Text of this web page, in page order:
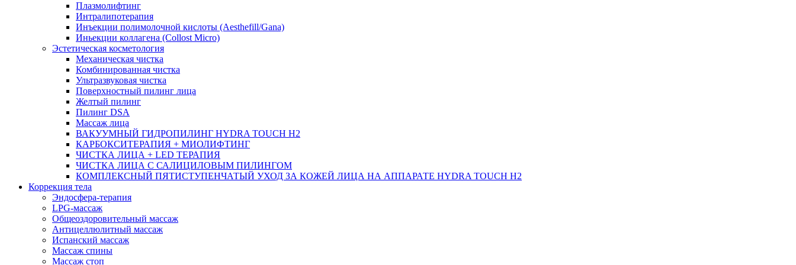
Плазмолифтинг
Интралипотерапия
Инъекции полимолочной кислоты (Aesthefill/Gana)
Иньекции коллагена (Collost Micro)
Эстетическая косметология
Механическая чистка
Комбинированная чистка
Ультразвуковая чистка
Поверхностный пилинг лица
Желтый пилинг
Пилинг DSA
Массаж лица
ВАКУУМНЫЙ ГИДРОПИЛИНГ HYDRA TOUCH H2
КАРБОКСИТЕРАПИЯ + МИОЛИФТИНГ
ЧИСТКА ЛИЦА + LED ТЕРАПИЯ
ЧИСТКА ЛИЦА С САЛИЦИЛОВЫМ ПИЛИНГОМ
КОМПЛЕКСНЫЙ ПЯТИСТУПЕНЧАТЫЙ УХОД ЗА КОЖЕЙ ЛИЦА НА АППАРАТЕ HYDRA TOUCH H2
Коррекция тела
Эндосфера-терапия
LPG-массаж
Общеоздоровительный массаж
Антицеллюлитный массаж
Испанский массаж
Массаж спины
Массаж стоп